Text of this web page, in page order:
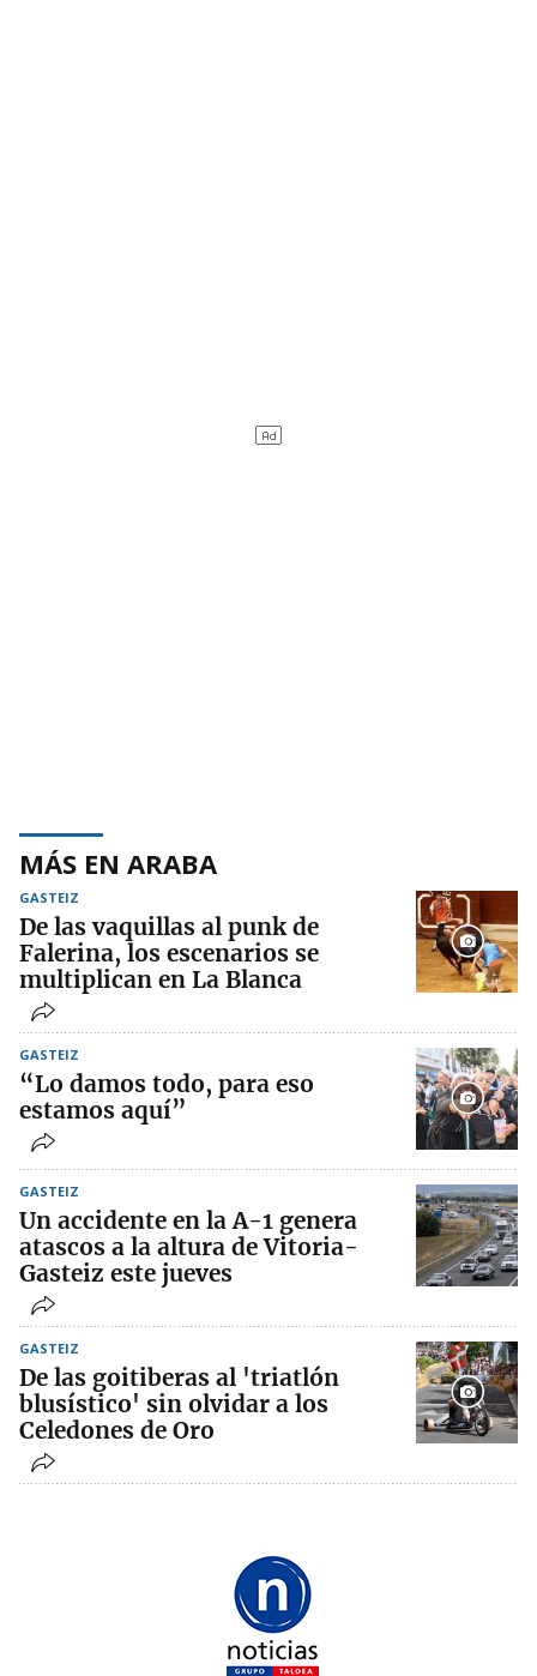
MÁS EN ARABA
GASTEIZ
De las vaquillas al punk de
Falerina, los escenarios se
multiplican en La Blanca
GASTEIZ
“Lo damos todo, para eso
estamos aquí”
GASTEIZ
Un accidente en la A-1 genera
atascos a la altura de Vitoria-
Gasteiz este jueves
GASTEIZ
De las goitiberas al 'triatlón
blusístico' sin olvidar a los
Celedones de Oro